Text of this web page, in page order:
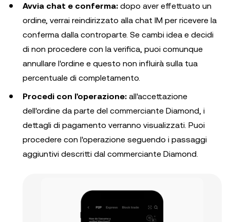
Avvia chat e conferma: dopo aver effettuato un
ordine, verrai reindirizzato alla chat IM per ricevere la
conferma dalla controparte. Se cambi idea e decidi
di non procedere con la verifica, puoi comunque
annullare l'ordine e questo non influirà sulla tua
percentuale di completamento.
Procedi con l'operazione: all'accettazione
dell'ordine da parte del commerciante Diamond, i
dettagli di pagamento verranno visualizzati. Puoi
procedere con l'operazione seguendo i passaggi
aggiuntivi descritti dal commerciante Diamond.